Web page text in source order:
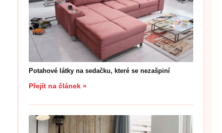
Potahové látky na sedačku, které se nezašpiní
Přejít na článek »